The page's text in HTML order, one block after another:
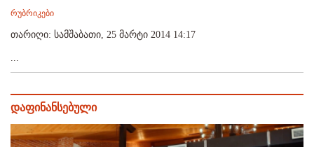
რუბრიკები
თარიღი: სამშაბათი, 25 მარტი 2014 14:17
...
დაფინანსებული